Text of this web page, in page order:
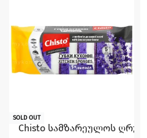
SOLD OUT
Chisto სამზარეულოს